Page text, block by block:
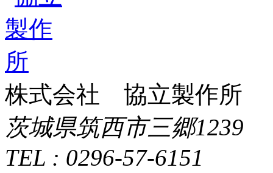
株式会社 協立製作所
茨城県筑西市三郷1239
TEL : 0296-57-6151